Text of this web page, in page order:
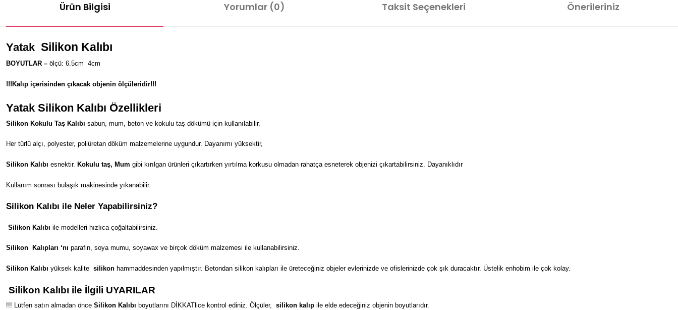
Ürün Bilgisi Yorumlar (0) Taksit Seçenekleri Önerileriniz
Yatak Silikon Kalıbı
BOYUTLAR – ölçü: 6.5cm 4cm
!!!Kalıp içerisinden çıkacak objenin ölçüleridir!!!
Yatak Silikon Kalıbı Özellikleri
Silikon Kokulu Taş Kalıbı sabun, mum, beton ve kokulu taş dökümü için kullanılabilir.
Her türlü alçı, polyester, poliüretan döküm malzemelerine uygundur. Dayanımı yüksektir,
Silikon Kalıbı esnektir. Kokulu taş, Mum gibi kırılgan ürünleri çıkartırken yırtılma korkusu olmadan rahatça esneterek objenizi çıkartabilirsiniz. Dayanıklıdır
Kullanım sonrası bulaşık makinesinde yıkanabilir.
Silikon Kalıbı ile Neler Yapabilirsiniz?
Silikon Kalıbı ile modelleri hızlıca çoğaltabilirsiniz.
Silikon Kalıpları ‘nı parafin, soya mumu, soyawax ve birçok döküm malzemesi ile kullanabilirsiniz.
Silikon Kalıbı yüksek kalite silikon hammaddesinden yapılmıştır. Betondan silikon kalıpları ile üreteceğiniz objeler evlerinizde ve ofislerinizde çok şık duracaktır. Üstelik enhobim ile çok kolay.
Silikon Kalıbı ile İlgili UYARILAR
!!! Lütfen satın almadan önce Silikon Kalıbı boyutlarını DİKKATlice kontrol ediniz. Ölçüler, silikon kalıp ile elde edeceğiniz objenin boyutlarıdır.